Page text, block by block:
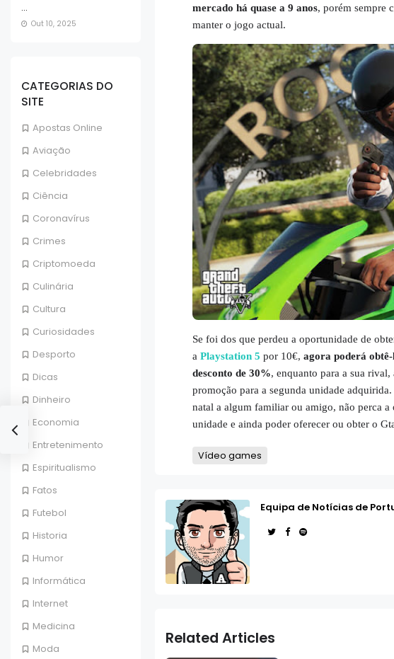
...
Out 10, 2025
CATEGORIAS DO
SITE
Apostas Online
Aviação
Celebridades
Ciência
Coronavírus
Crimes
Criptomoeda
Culinária
Cultura
Curiosidades
Desporto
Dicas
Dinheiro
Economia
Entretenimento
Espiritualismo
Fatos
Futebol
Historia
Humor
Informática
Internet
Medicina
Moda
mercado há quase a 9 anos, porém sempre
manter o jogo actual.
Se foi dos que perdeu a oportunidade de
a Playstation 5 por 10€, agora poderá
desconto de 30%, enquanto para a sua rival,
promoção para a segunda unidade
natal a algum familiar ou amigo, não perca
unidade e ainda poder oferecer ou obter o
Vídeo games
Equipa de Notícias de
Related Articles